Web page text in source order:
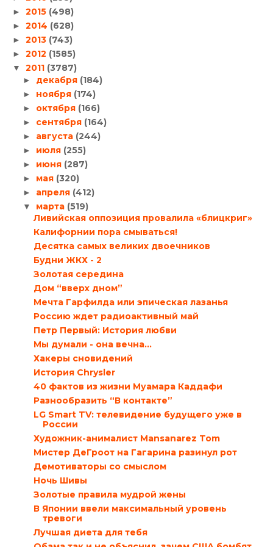
► 2015 (498)
► 2014 (628)
► 2013 (743)
► 2012 (1585)
▼ 2011 (3787)
► декабря (184)
► ноября (174)
► октября (166)
► сентября (164)
► августа (244)
► июля (255)
► июня (287)
► мая (320)
► апреля (412)
▼ марта (519)
Ливийская оппозиция провалила «блицкриг»
Калифорнии пора смываться!
Десятка самых великих двоечников
Будни ЖКХ - 2
Золотая середина
Дом “вверх дном”
Мечта Гарфилда или эпическая лазанья
Россию ждет радиоактивный май
Петр Первый: История любви
Мы думали - она вечна...
Хакеры сновидений
История Chrysler
40 фактов из жизни Муамара Каддафи
Разнообразить “В контакте”
LG Smart TV: телевидение будущего уже в
России
Художник-анималист Mansanarez Tom
Мистер ДеГроот на Гагарина разинул рот
Демотиваторы со смыслом
Ночь Шивы
Золотые правила мудрой жены
В Японии ввели максимальный уровень
тревоги
Лучшая диета для тебя